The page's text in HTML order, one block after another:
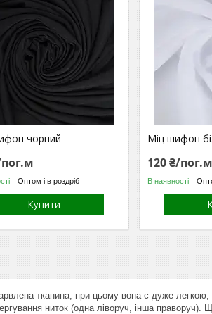
чорний
Оптом і в роздріб
Купити
Міц шифон
120 ₴/пог.м
В наявності
​​тканина, при цьому вона є дуже легкою,
ниток (одна ліворуч, інша